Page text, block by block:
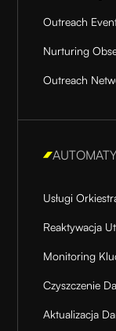
Outreach
Nurturing
Outreach
Usługi
Reaktywacja
Monitoring
Czyszczenie
Aktualizacja